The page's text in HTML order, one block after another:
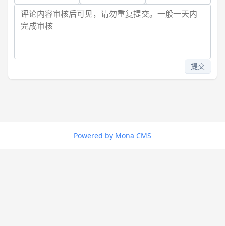
提交
Powered by Mona CMS